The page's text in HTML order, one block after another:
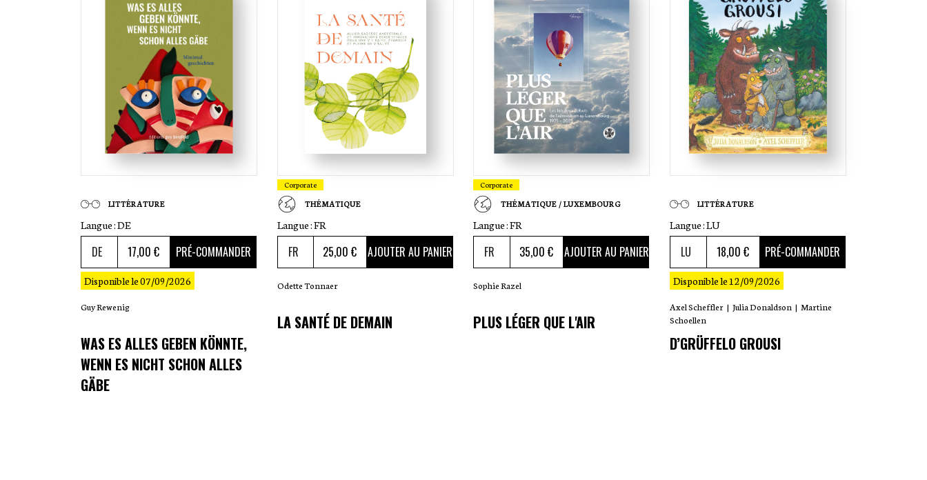
LITTÉRATURE
Langue :DE
17,00 € PRÉ-COMMANDER
Disponible le 07/09/2026
Guy Rewenig
WAS ES ALLES GEBEN KÖNNTE,
WENN ES NICHT SCHON ALLES
GÄBE
Corporate
THÉMATIQUE
Langue :FR
25,00 € AJOUTER AU PANIER
Odette Tonnaer
LA SANTÉ DE DEMAIN
Corporate
THÉMATIQUE / LUXEMBOURG
Langue :FR
35,00 € AJOUTER AU PANIER
Sophie Razel
PLUS LÉGER QUE L'AIR
LITTÉRATURE
Langue :LU
18,00 € PRÉ-COMMANDER
Disponible le 12/09/2026
Axel Scheffler | Julia Donaldson | Martine
Schoellen
D’GRÜFFELO GROUSI